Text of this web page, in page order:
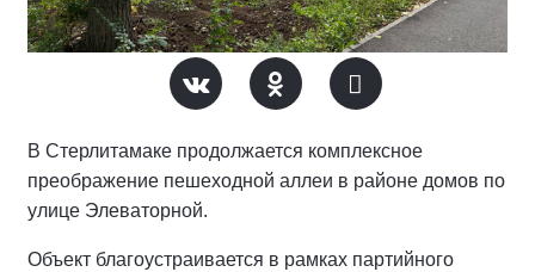
В Стерлитамаке продолжается комплексное
преображение пешеходной аллеи в районе домов по
улице Элеваторной.
Объект благоустраивается в рамках партийного